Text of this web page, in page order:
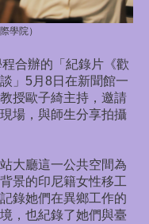
學院）
合辦的「紀錄片《歡
」5月8日在新聞館一
授歐子綺主持，邀請
場，與師生分享拍攝
大廳這一公共空間為
景的印尼籍女性移工
錄她們在異鄉工作的
，也紀錄了她們與臺